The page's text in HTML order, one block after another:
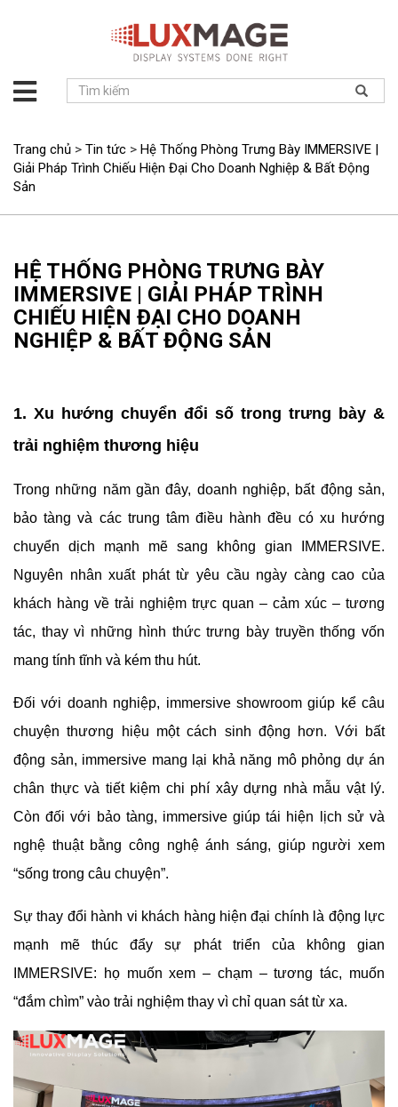
Giới
Giải
pháp
Sản
Tin
tức
Hỗ
trợ
Trang chủ > Tin tức > Hệ Thống Phòng Trưng Bày IMMERSIVE |
Giải Pháp Trình Chiếu Hiện Đại Cho Doanh Nghiệp & Bất Động
Sản
HỆ THỐNG PHÒNG TRƯNG BÀY
IMMERSIVE | GIẢI PHÁP TRÌNH
CHIẾU HIỆN ĐẠI CHO DOANH
NGHIỆP & BẤT ĐỘNG SẢN
1. Xu hướng chuyển đổi số trong trưng bày &
trải nghiệm thương hiệu
Trong những năm gần đây, doanh nghiệp, bất động sản,
bảo tàng và các trung tâm điều hành đều có xu hướng
chuyển dịch mạnh mẽ sang không gian IMMERSIVE.
Nguyên nhân xuất phát từ yêu cầu ngày càng cao của
khách hàng về trải nghiệm trực quan – cảm xúc – tương
tác, thay vì những hình thức trưng bày truyền thống vốn
mang tính tĩnh và kém thu hút.
Đối với doanh nghiệp, immersive showroom giúp kể câu
chuyện thương hiệu một cách sinh động hơn. Với bất
động sản, immersive mang lại khả năng mô phỏng dự án
chân thực và tiết kiệm chi phí xây dựng nhà mẫu vật lý.
Còn đối với bảo tàng, immersive giúp tái hiện lịch sử và
nghệ thuật bằng công nghệ ánh sáng, giúp người xem
“sống trong câu chuyện”.
Sự thay đổi hành vi khách hàng hiện đại chính là động lực
mạnh mẽ thúc đẩy sự phát triển của không gian
IMMERSIVE: họ muốn xem – chạm – tương tác, muốn
“đắm chìm” vào trải nghiệm thay vì chỉ quan sát từ xa.